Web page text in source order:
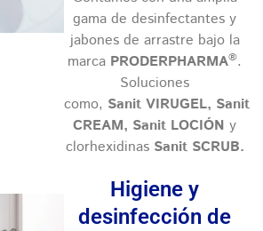
gama de desinfectantes y
jabones de arrastre bajo la
marca PRODERPHARMA®.
Soluciones
como, Sanit VIRUGEL, Sanit
CREAM, Sanit LOCIÓN y
clorhexidinas Sanit SCRUB.
Higiene y
desinfección de